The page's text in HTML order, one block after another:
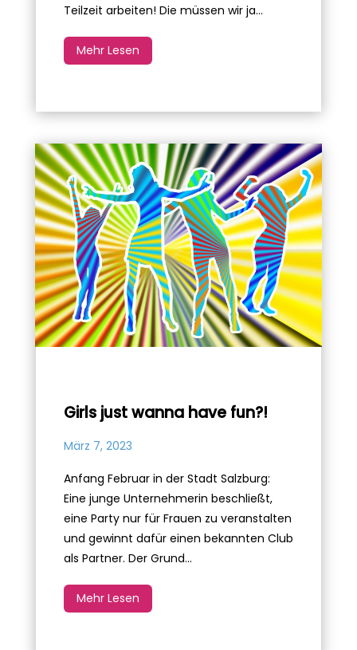
Teilzeit arbeiten! Die müssen wir ja...
Mehr Lesen
Girls just wanna have fun?!
März 7, 2023
Anfang Februar in der Stadt Salzburg:
Eine junge Unternehmerin beschließt,
eine Party nur für Frauen zu veranstalten
und gewinnt dafür einen bekannten Club
als Partner. Der Grund...
Mehr Lesen